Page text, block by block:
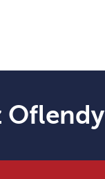
Oflendy